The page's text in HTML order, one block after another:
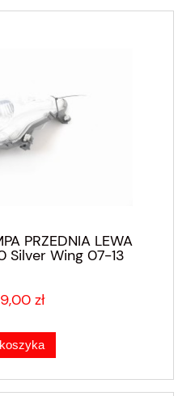
PRZEDNIA LEWA
Silver Wing 07-13
zł